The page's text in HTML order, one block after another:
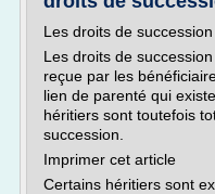
Les droits de succession
Les droits de
reçue par les
lien de parenté qui
héritiers sont toutefois
succession.
Imprimer cet article
Certains héritiers sont